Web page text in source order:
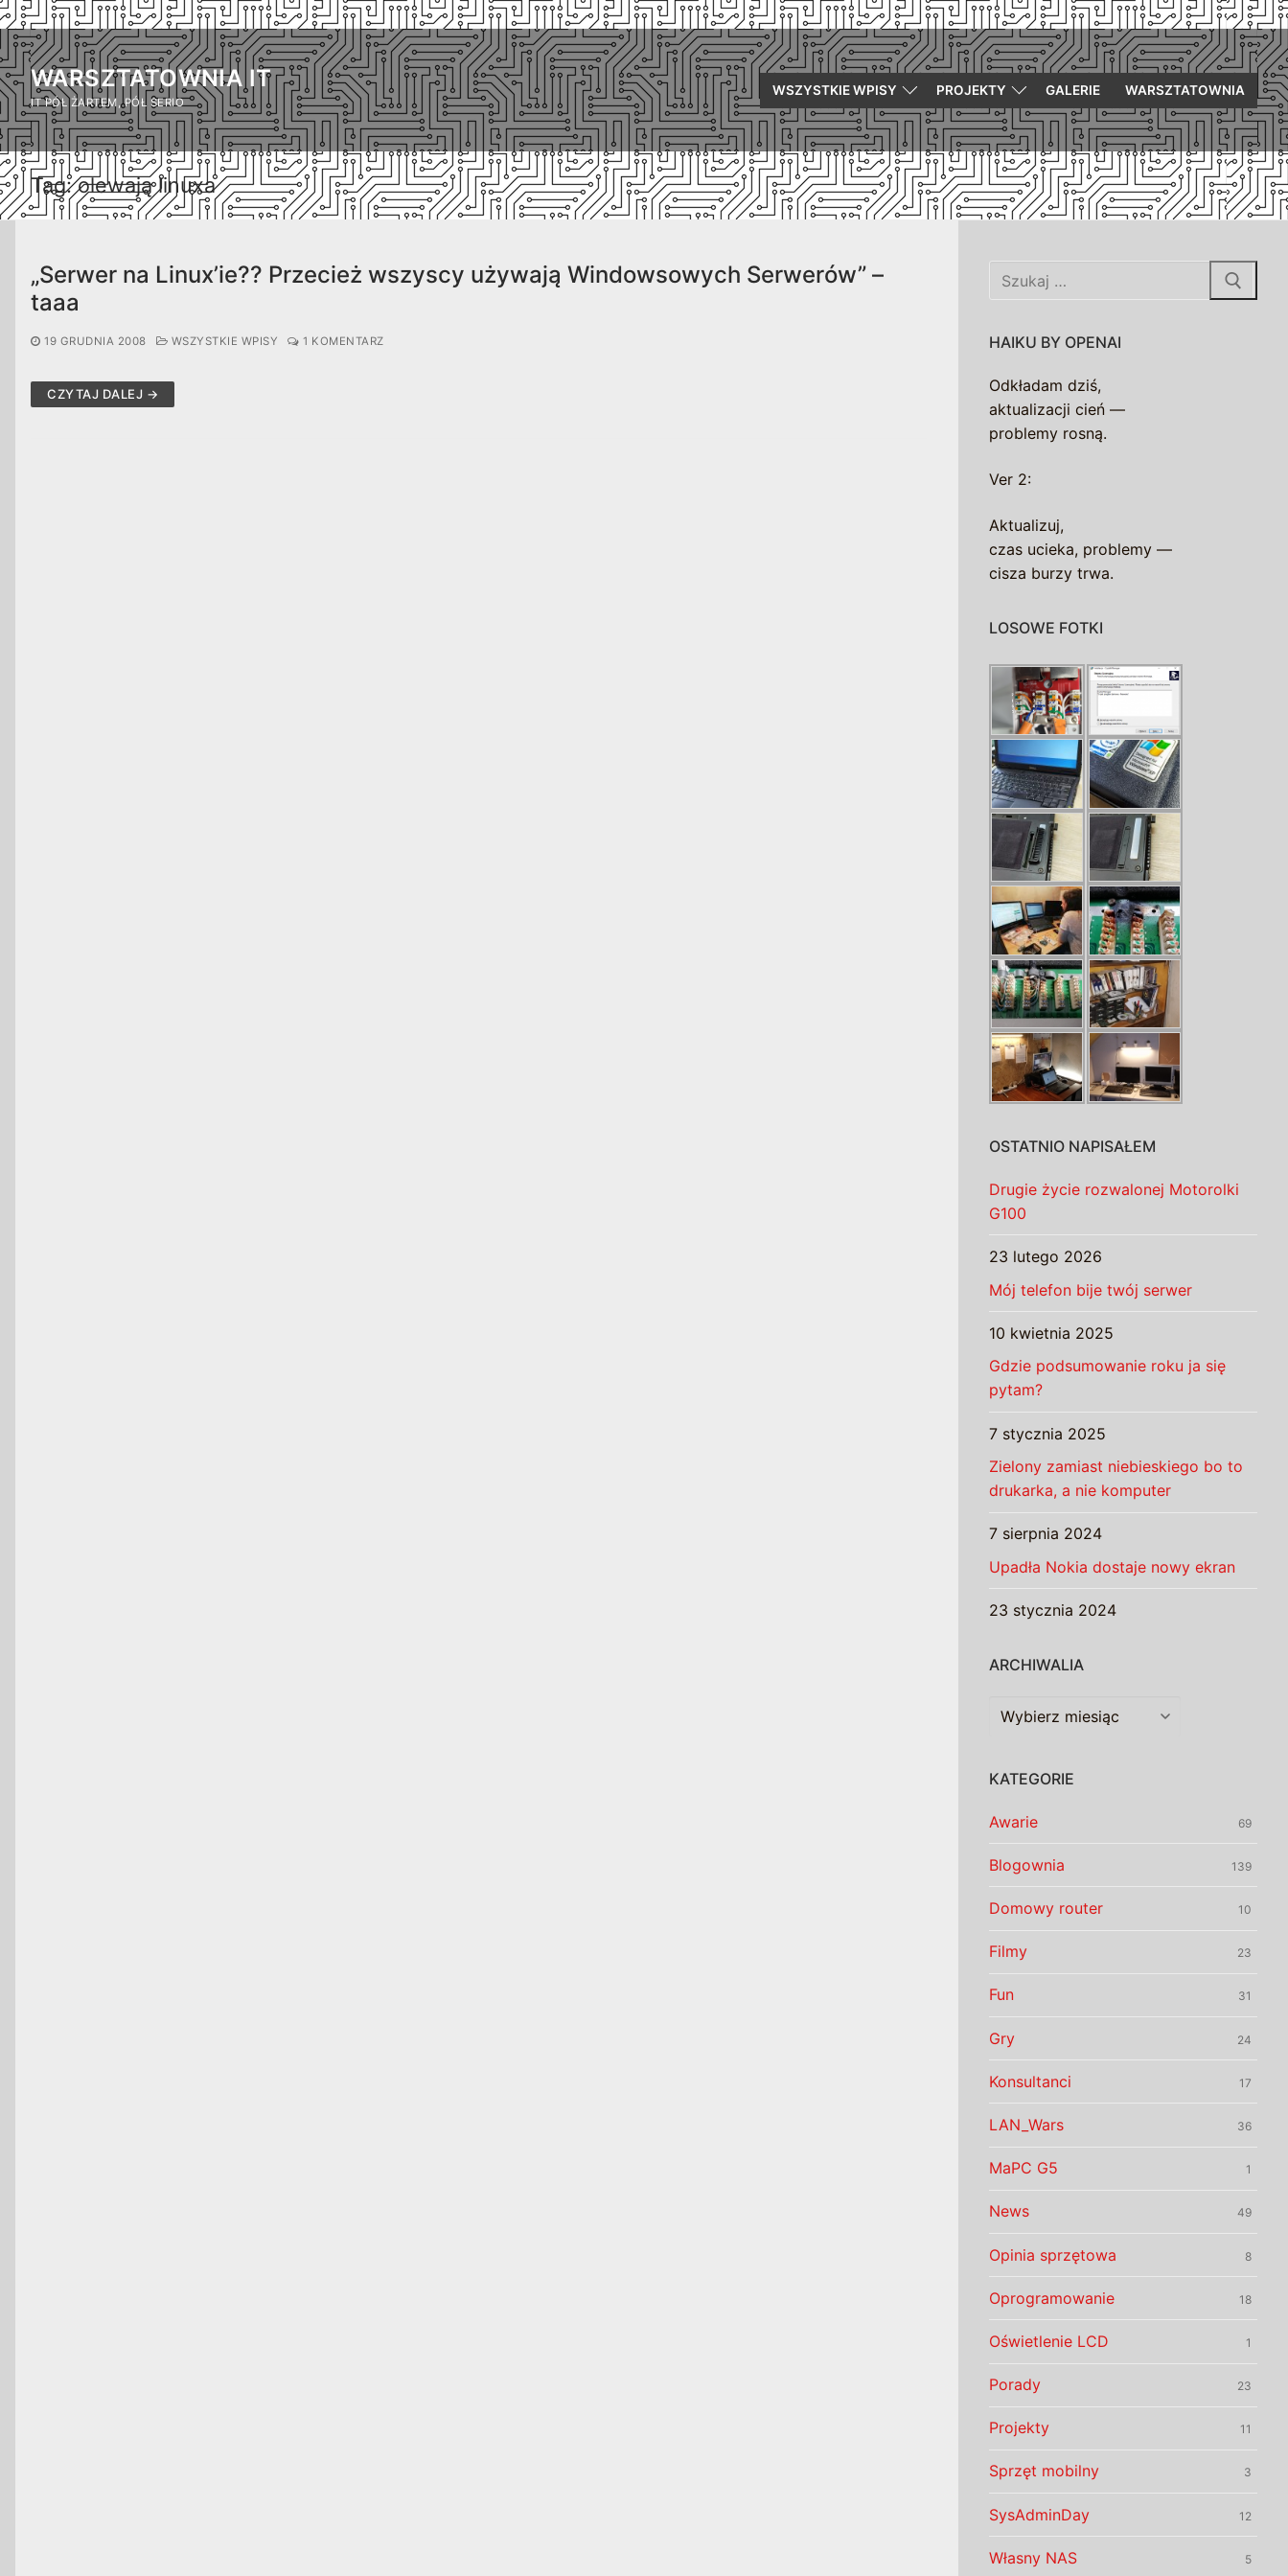
Przejdź
do
treściWARSZTATOWNIA IT
IT PÓŁ ŻARTEM, PÓŁ SERIO
WSZYSTKIE WPISY PROJEKTY GALERIE WARSZTATOWNIA
Tag:olewają linuxa
„Serwer na Linux’ie?? Przecież wszyscy używają Windowsowych Serwerów” –
taaa
19 GRUDNIA 2008 WSZYSTKIE WPISY 1 KOMENTARZ
CZYTAJ DALEJ →
Szukaj:
HAIKU BY OPENAI
Odkładam dziś,
aktualizacji cień —
problemy rosną.
Ver 2:
Aktualizuj,
czas ucieka, problemy —
cisza burzy trwa.
LOSOWE FOTKI
OSTATNIO NAPISAŁEM
Drugie życie rozwalonej Motorolki
G100
23 lutego 2026
Mój telefon bije twój serwer
10 kwietnia 2025
Gdzie podsumowanie roku ja się
pytam?
7 stycznia 2025
Zielony zamiast niebieskiego bo to
drukarka, a nie komputer
7 sierpnia 2024
Upadła Nokia dostaje nowy ekran
23 stycznia 2024
ARCHIWALIA
Archiwalia
KATEGORIE
Awarie 69
Blogownia 139
Domowy router 10
Filmy 23
Fun 31
Gry 24
Konsultanci 17
LAN_Wars 36
MaPC G5 1
News 49
Opinia sprzętowa 8
Oprogramowanie 18
Oświetlenie LCD 1
Porady 23
Projekty 11
Sprzęt mobilny 3
SysAdminDay 12
Własny NAS 5